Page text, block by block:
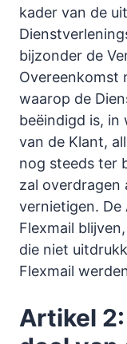
kader van de
bijzonder de
Overeenkomst
waarop de
beëindigd is, in
van de Klant,
nog steeds ter
zal overdragen
vernietigen. De
Flexmail
die niet
Flexmail
Artikel